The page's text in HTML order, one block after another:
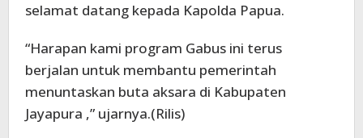
selamat datang kepada Kapolda Papua.
“Harapan kami program Gabus ini terus
berjalan untuk membantu pemerintah
menuntaskan buta aksara di Kabupaten
Jayapura ,” ujarnya.(Rilis)